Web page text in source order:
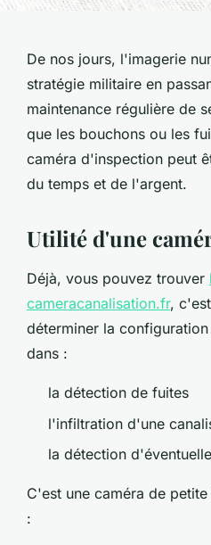
De nos jours, l'imagerie
stratégie militaire en
maintenance régulière de
que les bouchons ou les
caméra d'inspection peut
du temps et de l'argent.
Utilité d'une
Déjà, vous pouvez trouver
cameracanalisation.fr,
déterminer la
dans :
la détection de fuites
l'infiltration d'une
la détection
C'est une caméra de
: